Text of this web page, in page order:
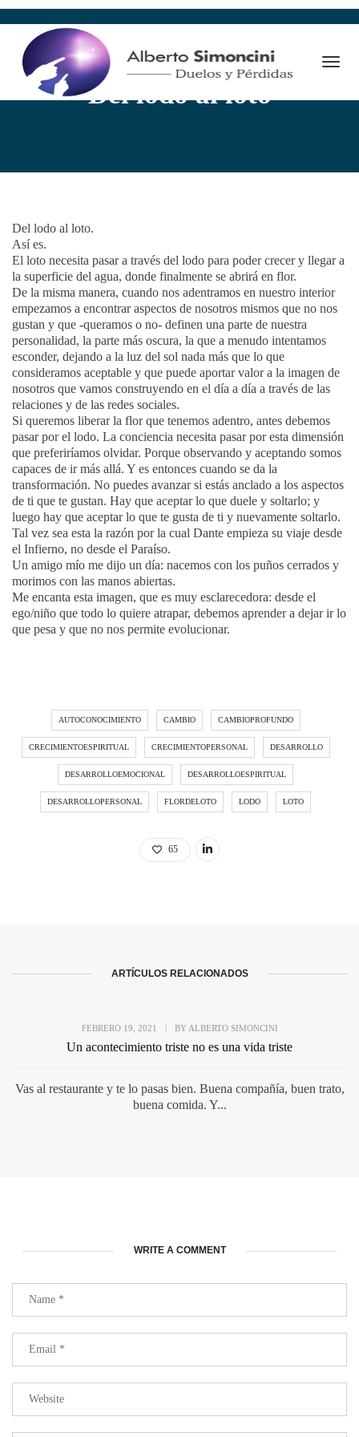
19 febrero 2021 ByAlberto Simoncini Desarrollo personal
Del lodo al loto
Del lodo al loto.⁠⠀
Así es.⁠⠀
El loto necesita pasar a través del lodo para poder crecer y llegar a
la superficie del agua, donde finalmente se abrirá en flor.⁠⠀
De la misma manera, cuando nos adentramos en nuestro interior
empezamos a encontrar aspectos de nosotros mismos que no nos
gustan y que -queramos o no- definen una parte de nuestra
personalidad, la parte más oscura, la que a menudo intentamos
esconder, dejando a la luz del sol nada más que lo que
consideramos aceptable y que puede aportar valor a la imagen de
nosotros que vamos construyendo en el día a día a través de las
relaciones y de las redes sociales.⁠⠀
Si queremos liberar la flor que tenemos adentro, antes debemos
pasar por el lodo. La conciencia necesita pasar por esta dimensión
que preferiríamos olvidar. Porque observando y aceptando somos
capaces de ir más allá. Y es entonces cuando se da la
transformación. No puedes avanzar si estás anclado a los aspectos
de ti que te gustan. Hay que aceptar lo que duele y soltarlo; y
luego hay que aceptar lo que te gusta de ti y nuevamente soltarlo.
Tal vez sea esta la razón por la cual Dante empieza su viaje desde
el Infierno, no desde el Paraíso.⁠⠀
Un amigo mío me dijo un día: nacemos con los puños cerrados y
morimos con las manos abiertas.⁠⠀
Me encanta esta imagen, que es muy esclarecedora: desde el
ego/niño que todo lo quiere atrapar, debemos aprender a dejar ir lo
que pesa y que no nos permite evolucionar.⁠⠀
AUTOCONOCIMIENTO CAMBIO CAMBIOPROFUNDO
CRECIMIENTOESPIRITUAL CRECIMIENTOPERSONAL DESARROLLO
DESARROLLOEMOCIONAL DESARROLLOESPIRITUAL
DESARROLLOPERSONAL FLORDELOTO LODO LOTO
65
ARTÍCULOS RELACIONADOS
FEBRERO 19, 2021 BYALBERTO SIMONCINI
Un acontecimiento triste no es una vida triste
Vas al restaurante y te lo pasas bien. Buena compañía, buen trato,
buena comida. Y...
WRITE A COMMENT